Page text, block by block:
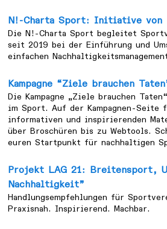
N!-Charta Sport: Initiative von
Die N!-Charta Sport begleitet
seit 2019 bei der Einführung und
einfachen
Kampagne “Ziele brauchen
Die Kampagne „Ziele brauchen
im Sport. Auf der Kampagnen-Seite
informativen und inspirierenden
über Broschüren bis zu Webtools.
euren Startpunkt für nachhaltigen
Projekt LAG 21: Breitensport,
Nachhaltigkeit”
Handlungsempfehlungen für
Praxisnah. Inspirierend. Machbar.